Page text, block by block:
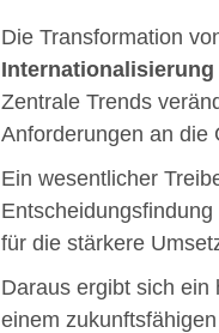
Die Transformation
Internationalisierung
Zentrale Trends
Anforderungen an die
Ein wesentlicher
für die stärkere
Daraus ergibt sich ein
einem